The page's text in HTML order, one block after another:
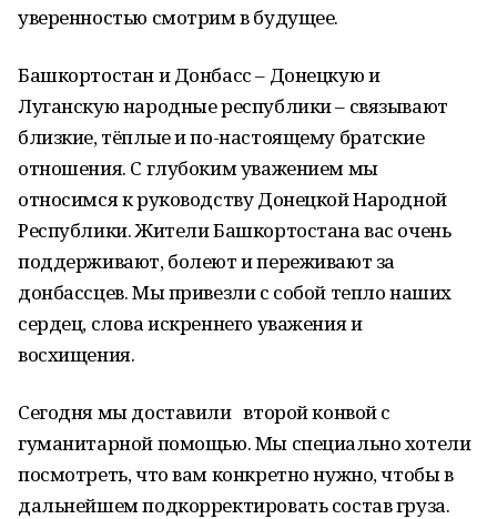
уверенностью смотрим в будущее.
Башкортостан и Донбасс – Донецкую и
Луганскую народные республики – связывают
близкие, тёплые и по-настоящему братские
отношения. С глубоким уважением мы
относимся к руководству Донецкой Народной
Республики. Жители Башкортостана вас очень
поддерживают, болеют и переживают за
донбассцев. Мы привезли с собой тепло наших
сердец, слова искреннего уважения и
восхищения.
Сегодня мы доставили второй конвой с
гуманитарной помощью. Мы специально хотели
посмотреть, что вам конкретно нужно, чтобы в
дальнейшем подкорректировать состав груза.